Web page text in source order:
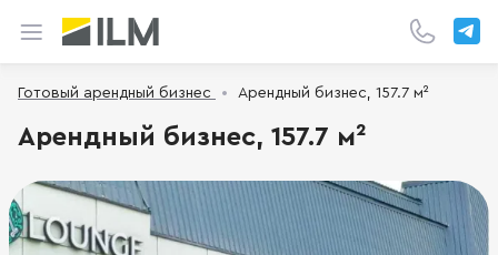
Готовый арендный бизнес Арендный бизнес, 157.7 м²
Арендный бизнес, 157.7 м²